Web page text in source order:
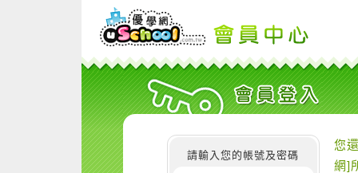
請輸入您的帳號及密碼
您
網]